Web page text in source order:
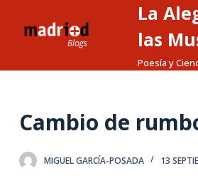
t
La
las
Poesía y
Cambio de
MIGUEL GARCÍA-POSADA 13